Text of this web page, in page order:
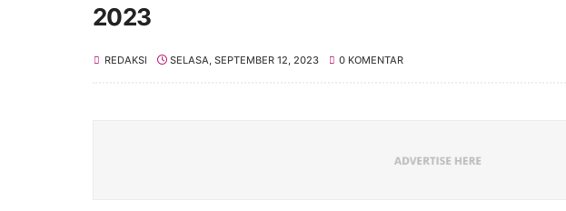
2023
REDAKSI SELASA, SEPTEMBER 12, 2023 0 KOMENTAR